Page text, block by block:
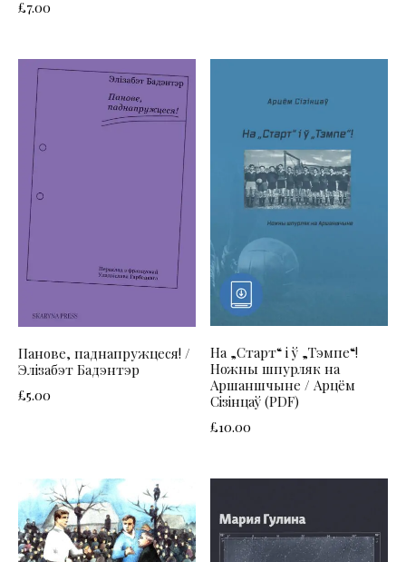
£7.00
Панове, паднапружцеся! /
Элізабэт Бадэнтэр
£5.00
На „Старт“ і ў „Тэмпе“!
Ножны шпурляк на
Аршаншчыне / Арцём
Сізінцаў (PDF)
£10.00